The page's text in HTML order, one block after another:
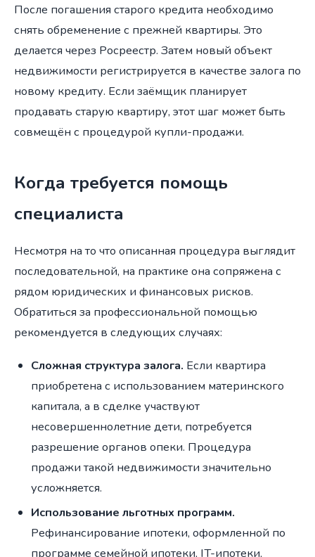
После погашения старого кредита необходимо
снять обременение с прежней квартиры. Это
делается через Росреестр. Затем новый объект
недвижимости регистрируется в качестве залога по
новому кредиту. Если заёмщик планирует
продавать старую квартиру, этот шаг может быть
совмещён с процедурой купли-продажи.
Когда требуется помощь
специалиста
Несмотря на то что описанная процедура выглядит
последовательной, на практике она сопряжена с
рядом юридических и финансовых рисков.
Обратиться за профессиональной помощью
рекомендуется в следующих случаях:
Сложная структура залога. Если квартира
приобретена с использованием материнского
капитала, а в сделке участвуют
несовершеннолетние дети, потребуется
разрешение органов опеки. Процедура
продажи такой недвижимости значительно
усложняется.
Использование льготных программ.
Рефинансирование ипотеки, оформленной по
программе семейной ипотеки, IT-ипотеки,